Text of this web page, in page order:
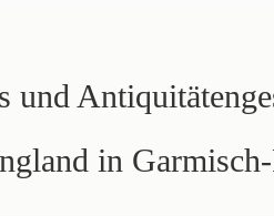
und
in